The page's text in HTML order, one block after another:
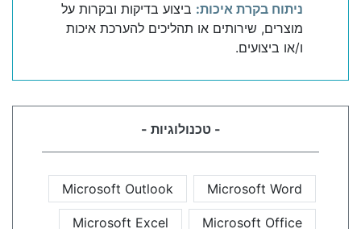
ניתוח בקרת איכות: ביצוע בדיקות ובקרות על
מוצרים, שירותים או תהליכים להערכת איכות
ו/או ביצועים.
- טכנולוגיות -
Microsoft Word
Microsoft Outlook
Microsoft Office
Microsoft Excel